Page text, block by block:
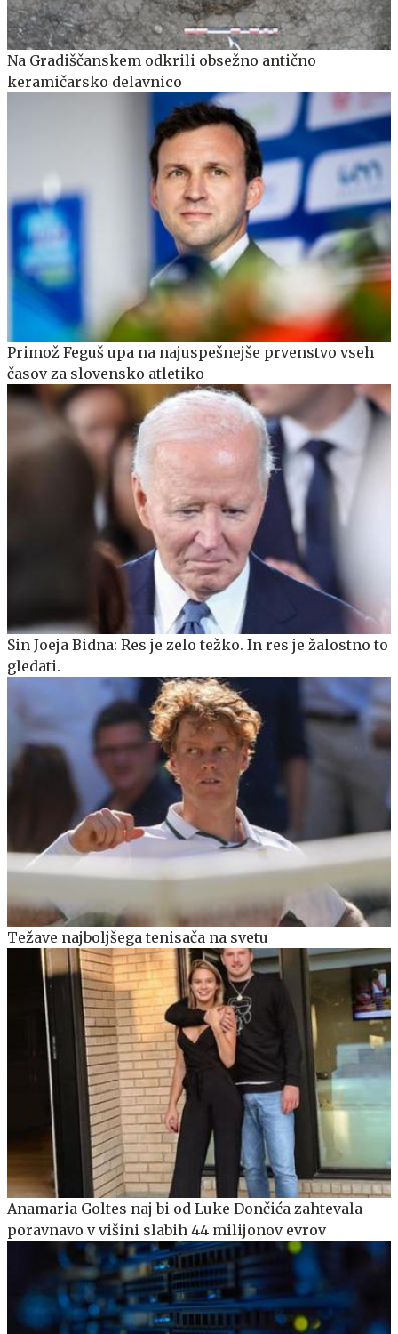
Na Gradiščanskem odkrili obsežno antično
keramičarsko delavnico
Primož Feguš upa na najuspešnejše prvenstvo vseh
časov za slovensko atletiko
Sin Joeja Bidna: Res je zelo težko. In res je žalostno to
gledati.
Težave najboljšega tenisača na svetu
Anamaria Goltes naj bi od Luke Dončića zahtevala
poravnavo v višini slabih 44 milijonov evrov